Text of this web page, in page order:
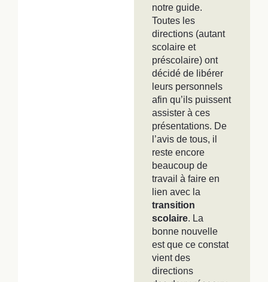
notre guide.
Toutes les
directions (autant
scolaire et
préscolaire) ont
décidé de libérer
leurs personnels
afin qu’ils puissent
assister à ces
présentations. De
l’avis de tous, il
reste encore
beaucoup de
travail à faire en
lien avec la
transition
scolaire. La
bonne nouvelle
est que ce constat
vient des
directions